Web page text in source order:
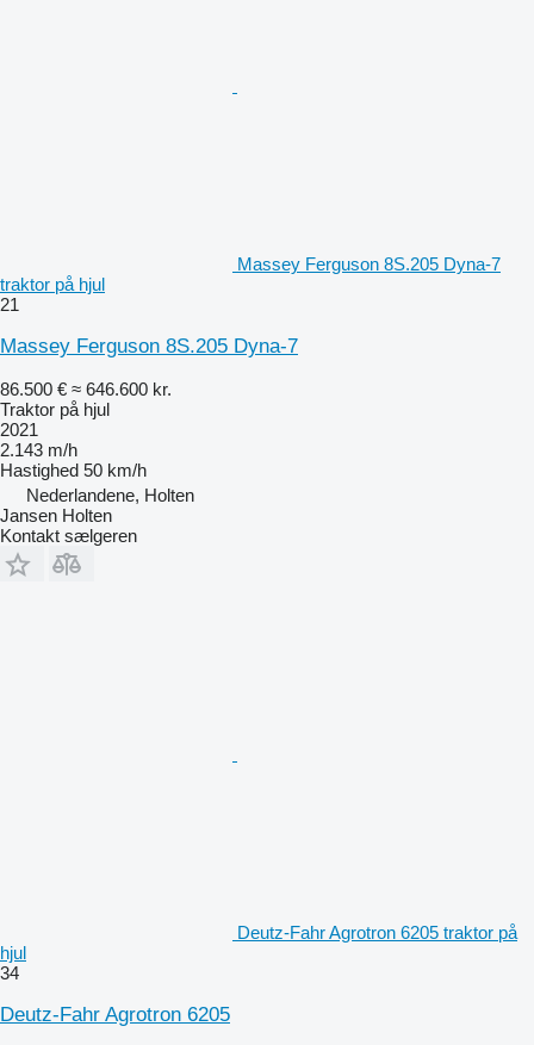
Massey Ferguson 8S.205 Dyna-7
traktor på hjul
21
Massey Ferguson 8S.205 Dyna-7
86.500 € ≈ 646.600 kr.
Traktor på hjul
2021
2.143 m/h
Hastighed 50 km/h
Nederlandene, Holten
Jansen Holten
Kontakt sælgeren
Deutz-Fahr Agrotron 6205 traktor på
hjul
34
Deutz-Fahr Agrotron 6205